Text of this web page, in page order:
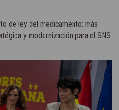
de ley del medicamento: más
y modernización para el SNS